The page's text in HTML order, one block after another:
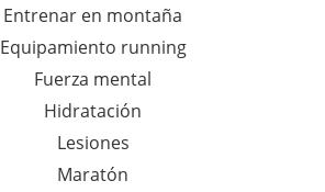
Entrenar en montaña
Equipamiento running
Fuerza mental
Hidratación
Lesiones
Maratón